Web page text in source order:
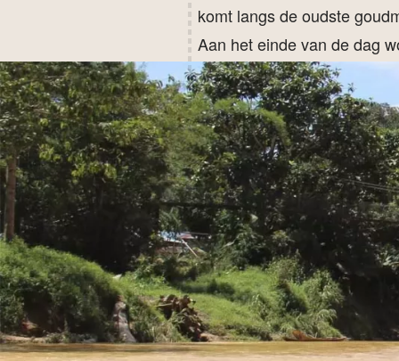
komt langs de oudste
Aan het einde van de dag